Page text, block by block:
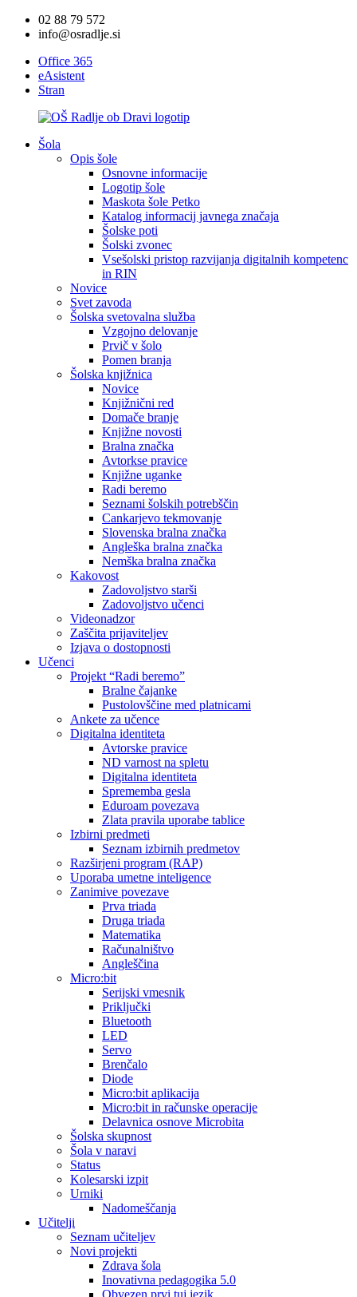
02 88 79 572
info@osradlje.si
Office 365
eAsistent
Stran
Šola
Opis šole
Osnovne informacije
Logotip šole
Maskota šole Petko
Katalog informacij javnega značaja
Šolske poti
Šolski zvonec
Vsešolski pristop razvijanja digitalnih kompetenc
in RIN
Novice
Svet zavoda
Šolska svetovalna služba
Vzgojno delovanje
Prvič v šolo
Pomen branja
Šolska knjižnica
Novice
Knjižnični red
Domače branje
Knjižne novosti
Bralna značka
Avtorkse pravice
Knjižne uganke
Radi beremo
Seznami šolskih potrebščin
Cankarjevo tekmovanje
Slovenska bralna značka
Angleška bralna značka
Nemška bralna značka
Kakovost
Zadovoljstvo starši
Zadovoljstvo učenci
Videonadzor
Zaščita prijaviteljev
Izjava o dostopnosti
Učenci
Projekt “Radi beremo”
Bralne čajanke
Pustolovščine med platnicami
Ankete za učence
Digitalna identiteta
Avtorske pravice
ND varnost na spletu
Digitalna identiteta
Sprememba gesla
Eduroam povezava
Zlata pravila uporabe tablice
Izbirni predmeti
Seznam izbirnih predmetov
Razširjeni program (RAP)
Uporaba umetne inteligence
Zanimive povezave
Prva triada
Druga triada
Matematika
Računalništvo
Angleščina
Micro:bit
Serijski vmesnik
Priključki
Bluetooth
LED
Servo
Brenčalo
Diode
Micro:bit aplikacija
Micro:bit in računske operacije
Delavnica osnove Microbita
Šolska skupnost
Šola v naravi
Status
Kolesarski izpit
Urniki
Nadomeščanja
Učitelji
Seznam učiteljev
Novi projekti
Zdrava šola
Inovativna pedagogika 5.0
Obvezen prvi tuj jezik